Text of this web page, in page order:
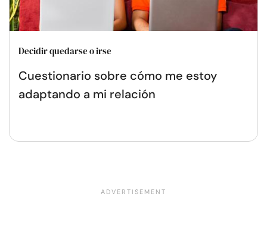
Decidir quedarse o irse
Cuestionario sobre cómo me estoy
adaptando a mi relación